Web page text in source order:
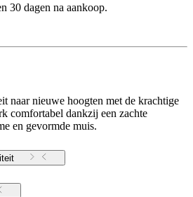
30 dagen na aankoop.
naar nieuwe hoogten met de krachtige
comfortabel dankzij een zachte
en gevormde muis.